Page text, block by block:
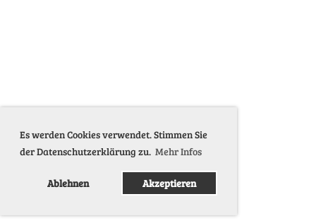
Es werden Cookies verwendet. Stimmen Sie
der Datenschutzerklärung zu. Mehr Infos
Ablehnen Akzeptieren